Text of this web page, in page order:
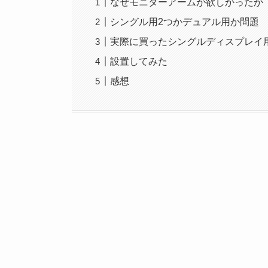
なぜモニターアームが欲しかったか
シングル用2つかデュアル用か問題
実際に買ったシングルディスプレイ
設置してみた
感想